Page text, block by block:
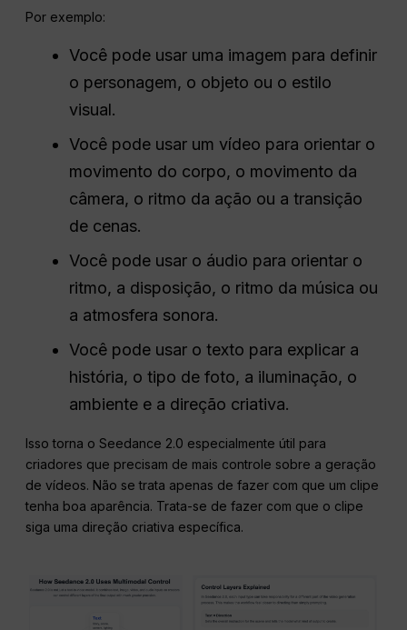
Por exemplo:
Você pode usar uma imagem para definir
o personagem, o objeto ou o estilo
visual.
Você pode usar um vídeo para orientar o
movimento do corpo, o movimento da
câmera, o ritmo da ação ou a transição
de cenas.
Você pode usar o áudio para orientar o
ritmo, a disposição, o ritmo da música ou
a atmosfera sonora.
Você pode usar o texto para explicar a
história, o tipo de foto, a iluminação, o
ambiente e a direção criativa.
Isso torna o Seedance 2.0 especialmente útil para
criadores que precisam de mais controle sobre a geração
de vídeos. Não se trata apenas de fazer com que um clipe
tenha boa aparência. Trata-se de fazer com que o clipe
siga uma direção criativa específica.